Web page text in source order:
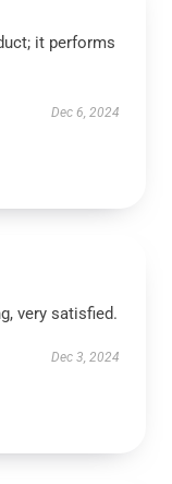
it performs
Dec 6, 2024
very satisfied.
Dec 3, 2024